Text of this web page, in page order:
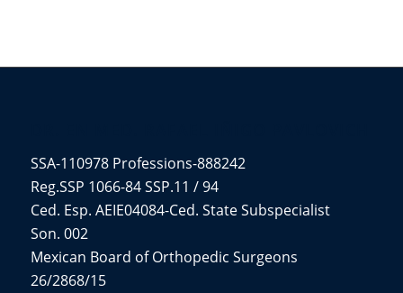
SSA-110978 Professions-888242
Reg.SSP 1066-84 SSP.11 / 94
Ced. Esp. AEIE04084-Ced. State Subspecialist
Son. 002
Mexican Board of Orthopedic Surgeons
26/2868/15